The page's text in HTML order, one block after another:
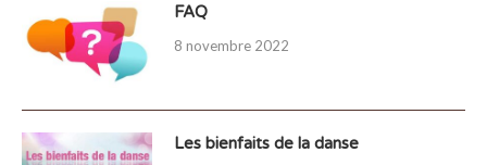
FAQ
8 novembre 2022
Les bienfaits de la danse